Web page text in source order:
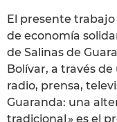
El presente
de economía
de Salinas de
Bolívar, a través
radio, prensa,
Guaranda: una
tradicional » es el